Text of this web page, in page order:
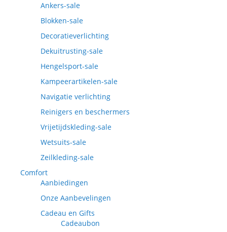
Ankers-sale
Blokken-sale
Decoratieverlichting
Dekuitrusting-sale
Hengelsport-sale
Kampeerartikelen-sale
Navigatie verlichting
Reinigers en beschermers
Vrijetijdskleding-sale
Wetsuits-sale
Zeilkleding-sale
Comfort
Aanbiedingen
Onze Aanbevelingen
Cadeau en Gifts
Cadeaubon